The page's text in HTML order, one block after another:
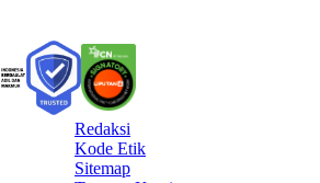
Redaksi
Kode Etik
Sitemap